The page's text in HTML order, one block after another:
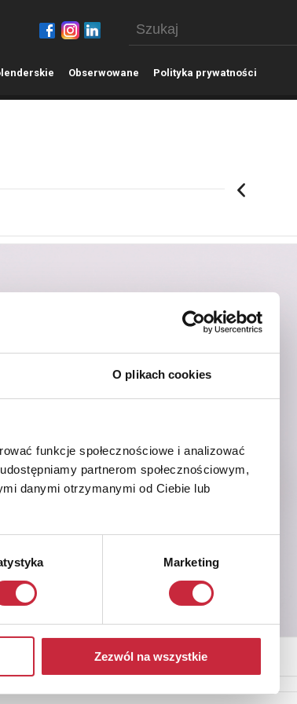
O plikach cookies
funkcje społecznościowe i analizować
partnerom społecznościowym,
danymi otrzymanymi od Ciebie lub
Marketing
Zezwól na wszystkie
Obserwowane Polityka prywatności